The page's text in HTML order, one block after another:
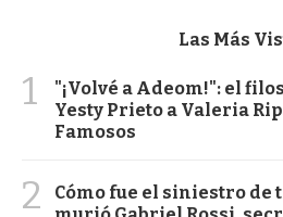
Las Más
1
"¡Volvé a Adeom!": el
Yesty Prieto a Valeria
Famosos
2
Cómo fue el siniestro de